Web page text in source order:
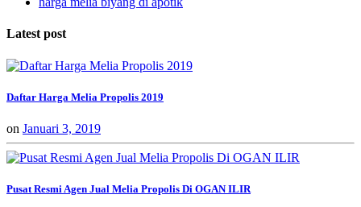
Latest post
Daftar Harga Melia Propolis 2019
on Januari 3, 2019
Pusat Resmi Agen Jual Melia Propolis Di OGAN ILIR